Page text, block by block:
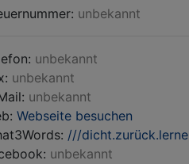
unbekannt
unbekannt
unbekannt
unbekannt
Webseite besuchen
///dicht.zurück.lerne
unbekannt